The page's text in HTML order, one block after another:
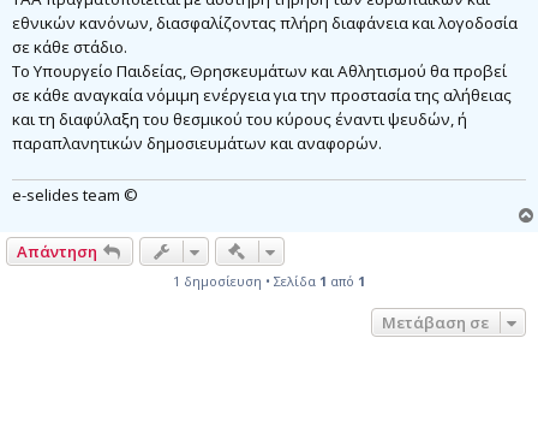
εθνικών κανόνων, διασφαλίζοντας πλήρη διαφάνεια και λογοδοσία
σε κάθε στάδιο.
Το Υπουργείο Παιδείας, Θρησκευμάτων και Αθλητισμού θα προβεί
σε κάθε αναγκαία νόμιμη ενέργεια για την προστασία της αλήθειας
και τη διαφύλαξη του θεσμικού του κύρους έναντι ψευδών, ή
παραπλανητικών δημοσιευμάτων και αναφορών.
e-selides team ©
Απάντηση Γρήγορα εργαλεία συντονισμού
1 δημοσίευση • Σελίδα 1 από 1
Μετάβαση σε